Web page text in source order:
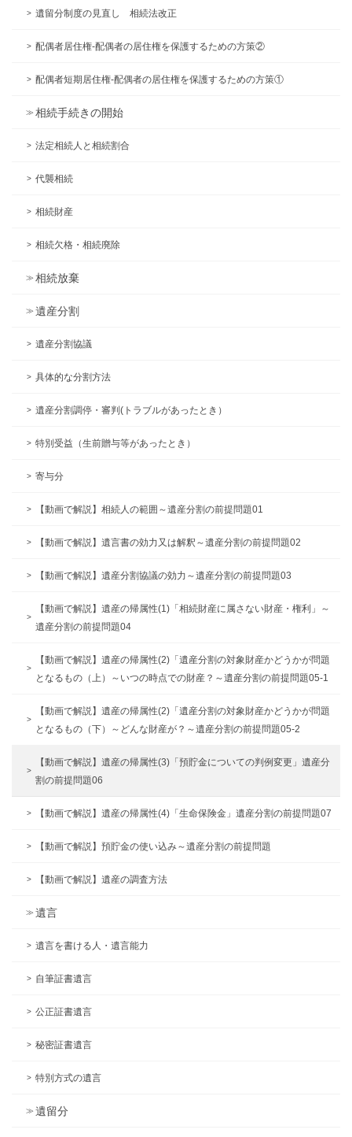
遺留分制度の見直し 相続法改正
配偶者居住権-配偶者の居住権を保護するための方策②
配偶者短期居住権-配偶者の居住権を保護するための方策①
相続手続きの開始
法定相続人と相続割合
代襲相続
相続財産
相続欠格・相続廃除
相続放棄
遺産分割
遺産分割協議
具体的な分割方法
遺産分割調停・審判(トラブルがあったとき）
特別受益（生前贈与等があったとき）
寄与分
【動画で解説】相続人の範囲～遺産分割の前提問題01
【動画で解説】遺言書の効力又は解釈～遺産分割の前提問題02
【動画で解説】遺産分割協議の効力～遺産分割の前提問題03
【動画で解説】遺産の帰属性(1)「相続財産に属さない財産・権利」～
遺産分割の前提問題04
【動画で解説】遺産の帰属性(2)「遺産分割の対象財産かどうかが問題
となるもの（上）～いつの時点での財産？～遺産分割の前提問題05-1
【動画で解説】遺産の帰属性(2)「遺産分割の対象財産かどうかが問題
となるもの（下）～どんな財産が？～遺産分割の前提問題05-2
【動画で解説】遺産の帰属性(3)「預貯金についての判例変更」遺産分
割の前提問題06
【動画で解説】遺産の帰属性(4)「生命保険金」遺産分割の前提問題07
【動画で解説】預貯金の使い込み～遺産分割の前提問題
【動画で解説】遺産の調査方法
遺言
遺言を書ける人・遺言能力
自筆証書遺言
公正証書遺言
秘密証書遺言
特別方式の遺言
遺留分